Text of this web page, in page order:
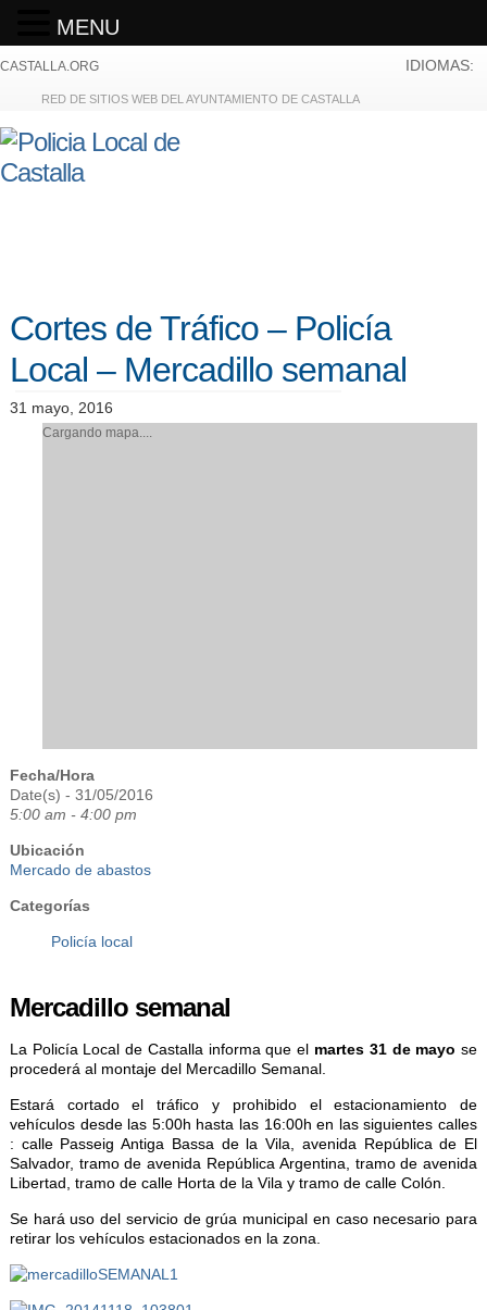
CASTALLA.ORG
RED DE SITIOS WEB DEL AYUNTAMIENTO DE CASTALLA
IDIOMAS:
Cortes de Tráfico – Policía
Local – Mercadillo semanal
31 mayo, 2016
Cargando mapa....
Fecha/Hora
Date(s) - 31/05/2016
5:00 am - 4:00 pm
Ubicación
Mercado de abastos
Categorías
Policía local
Mercadillo semanal
La Policía Local de Castalla informa que el martes 31 de mayose
procederá al montaje del Mercadillo Semanal.
Estará cortado el tráfico y prohibido el estacionamiento de
vehículos desde las 5:00h hasta las 16:00h en las siguientes calles
: calle Passeig Antiga Bassa de la Vila, avenida República de El
Salvador, tramo de avenida República Argentina, tramo de avenida
Libertad, tramo de calle Horta de la Vila y tramo de calle Colón.
Se hará uso del servicio de grúa municipal en caso necesario para
retirar los vehículos estacionados en la zona.
MENU